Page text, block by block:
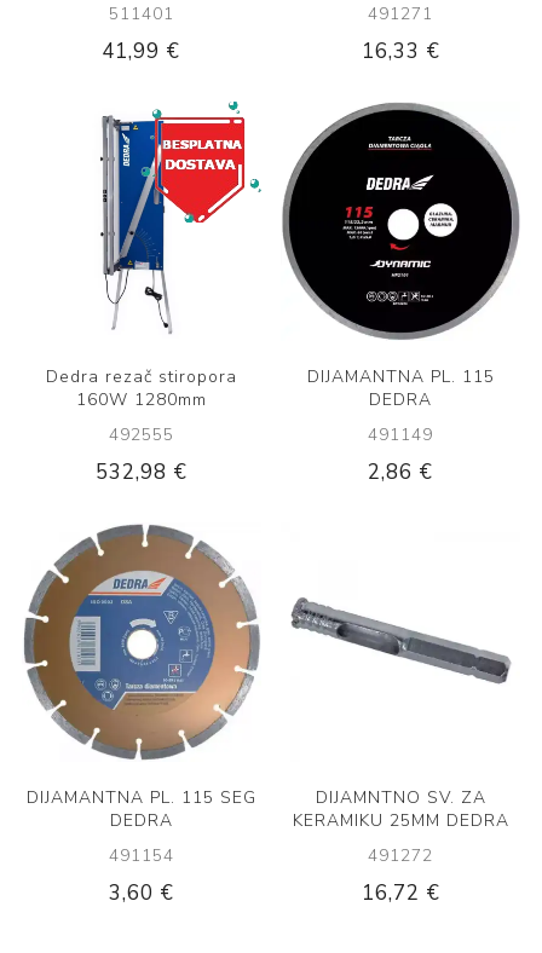
511401
41,99 €
491271
16,33 €
Dedra rezač stiropora
160W 1280mm
492555
532,98 €
DIJAMANTNA PL. 115
DEDRA
491149
2,86 €
DIJAMANTNA PL. 115 SEG
DEDRA
491154
3,60 €
DIJAMNTNO SV. ZA
KERAMIKU 25MM DEDRA
491272
16,72 €